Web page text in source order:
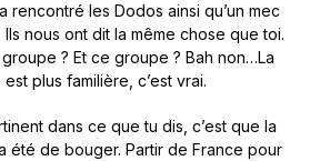
rencontré les Dodos ainsi qu’un mec
nous ont dit la même chose que toi.
? Et ce groupe ? Bah non…La
plus familière, c’est vrai.
dans ce que tu dis, c’est que la
été de bouger. Partir de France pour